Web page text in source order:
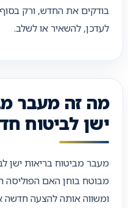
בודקים את החדש, ורק
לעדכן, להשאיר או לשלב.
מה זה מעבר
ישן לביטוח
מעבר מביטוח בריאות ישן
מבוטח בוחן האם הפוליסה
ומשווה אותה להצעה חדשה